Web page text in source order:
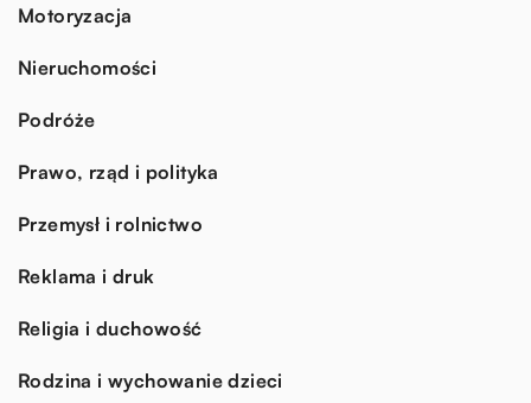
Motoryzacja
Nieruchomości
Podróże
Prawo, rząd i polityka
Przemysł i rolnictwo
Reklama i druk
Religia i duchowość
Rodzina i wychowanie dzieci